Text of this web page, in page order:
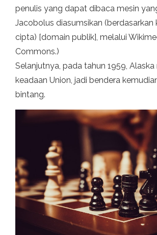
penulis yang dapat dibaca mesin
Jacobolus diasumsikan (berdasarkan
cipta) [domain publik], melalui
Commons.)
Selanjutnya, pada tahun 1959,
keadaan Union, jadi bendera
bintang.